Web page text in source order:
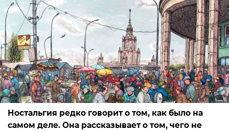
Ностальгия редко говорит о том, как было на
самом деле. Она рассказывает о том, чего не